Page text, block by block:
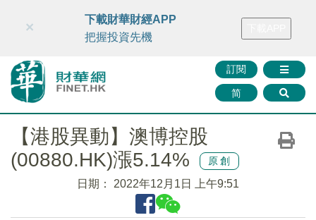
財華智庫網 FINTV FINMETA 財華證券 媒體矩陣
訂閱
简
×
下載財華財經APP
把握投資先機
【港股異動】澳博控股
(00880.HK)漲5.14%
原創
日期： 2022年12月1日 上午9:51